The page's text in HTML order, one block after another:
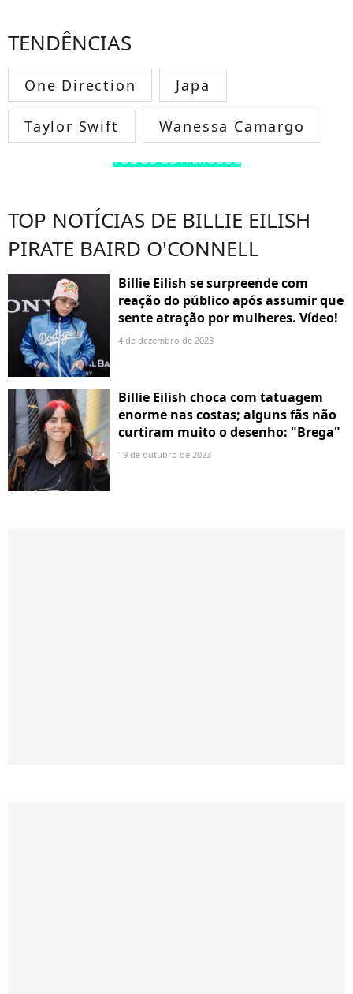
TENDÊNCIAS
One Direction Japa
Taylor Swift Wanessa Camargo
TODOS OS FAMOSOS
TOP NOTÍCIAS DE BILLIE EILISH
PIRATE BAIRD O'CONNELL
Billie Eilish se surpreende com
reação do público após assumir que
sente atração por mulheres. Vídeo!
4 de dezembro de 2023
Billie Eilish choca com tatuagem
enorme nas costas; alguns fãs não
curtiram muito o desenho: "Brega"
19 de outubro de 2023